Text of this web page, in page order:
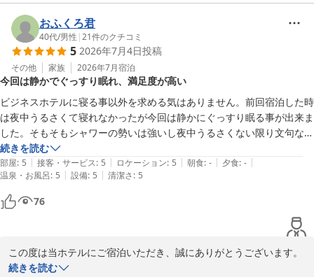
八戸プラザホテル　フロント
八戸プラザホテル
2026-07-21
お言葉を頂戴し、大変嬉しく存じます。
一方で、アメニティの内容やハンガーの仕様につきまして、ご不便
をおかけしてしまい申し訳ございませんでした。
アメニティに関しましては、お客様からいただいたご意見を真摯に
受け止め、今後のサービス向上のための貴重なご意見として参考に
させていただきます。
また、お部屋の防音面や設備に関しましても、いただいたご意見を
スタッフ間で共有し、より快適にお過ごしいただける空間づくりを
目指してまいります。
貴重なお時間を割いてのご投稿、誠にありがとうございました。
またのご来館を心よりお待ちしております。
八戸プラザホテル
おふくろ君
40代/男性 |21件のクチコミ
5 2026年7月4日投稿
その他 家族 2026年7月宿泊
今回は静かでぐっすり眠れ、満足度が高い
ビジネスホテルに寝る事以外を求める気はありません。前回宿泊した時
は夜中うるさくて寝れなかったが今回は静かにぐっすり眠る事が出来ま
した。そもそもシャワーの勢いは強いし夜中うるさくない限り文句なし
の満足度。また、宿泊したいと思っています。
続きを読む
部屋: 5 | 接客・サービス: 5 | ロケーション: 5 | 朝食: - | 夕食: - |
温泉・お風呂: 5 | 設備: 5 | 清潔さ: 5
76
この度は当ホテルにご宿泊いただき、誠にありがとうございます。
続きを読む